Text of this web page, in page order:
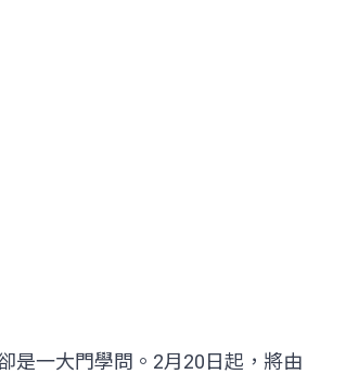
是一大門學問。2月20日起，將由